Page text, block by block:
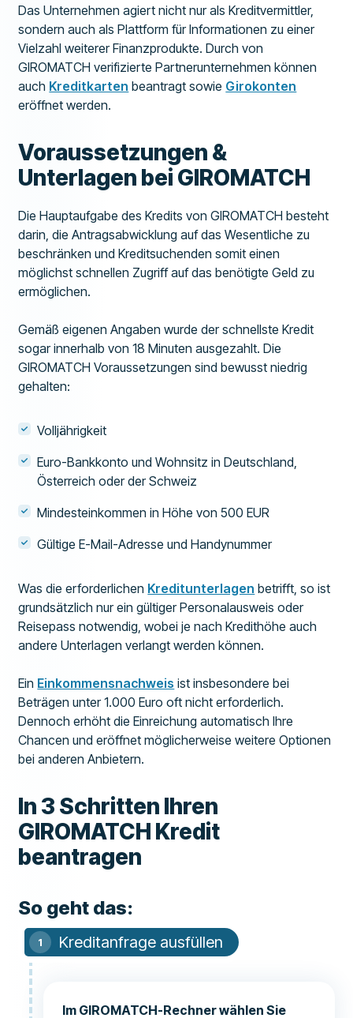
Das Unternehmen agiert nicht nur als Kreditvermittler,
sondern auch als Plattform für Informationen zu einer
Vielzahl weiterer Finanzprodukte. Durch von
GIROMATCH verifizierte Partnerunternehmen können
auch Kreditkarten beantragt sowie Girokonten
eröffnet werden.
Voraussetzungen &
Unterlagen bei GIROMATCH
Die Hauptaufgabe des Kredits von GIROMATCH besteht
darin, die Antragsabwicklung auf das Wesentliche zu
beschränken und Kreditsuchenden somit einen
möglichst schnellen Zugriff auf das benötigte Geld zu
ermöglichen.
Gemäß eigenen Angaben wurde der schnellste Kredit
sogar innerhalb von 18 Minuten ausgezahlt. Die
GIROMATCH Voraussetzungen sind bewusst niedrig
gehalten:
Volljährigkeit
Euro-Bankkonto und Wohnsitz in Deutschland,
Österreich oder der Schweiz
Mindesteinkommen in Höhe von 500 EUR
Gültige E-Mail-Adresse und Handynummer
Was die erforderlichen Kreditunterlagen betrifft, so ist
grundsätzlich nur ein gültiger Personalausweis oder
Reisepass notwendig, wobei je nach Kredithöhe auch
andere Unterlagen verlangt werden können.
Ein Einkommensnachweis ist insbesondere bei
Beträgen unter 1.000 Euro oft nicht erforderlich.
Dennoch erhöht die Einreichung automatisch Ihre
Chancen und eröffnet möglicherweise weitere Optionen
bei anderen Anbietern.
In 3 Schritten Ihren
GIROMATCH Kredit
beantragen
So geht das:
Kreditanfrage ausfüllen
Im GIROMATCH-Rechner wählen Sie